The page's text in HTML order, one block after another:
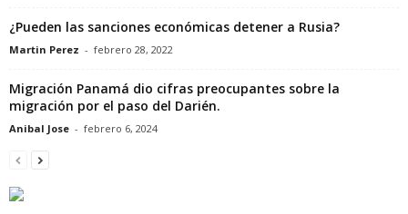
¿Pueden las sanciones económicas detener a Rusia?
Martin Perez - febrero 28, 2022
Migración Panamá dio cifras preocupantes sobre la
migración por el paso del Darién.
Anibal Jose - febrero 6, 2024